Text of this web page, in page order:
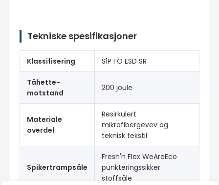
Tekniske spesifikasjoner
Klassifisering S1P FO ESD SR
Tåhette-
motstand
200 joule
Materiale
overdel
Resirkulert
mikrofibergevev og
teknisk tekstil
Spikertrampsåle
Fresh'n Flex WeAreEco
punkteringssikker
stoffsåle